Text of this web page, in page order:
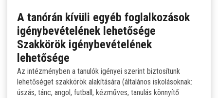
A tanórán kívüli egyéb foglalkozások
igénybevételének lehetősége
Szakkörök igénybevételének
lehetősége
Az intézményben a tanulók igényei szerint biztosítunk
lehetőséget szakkörök alakítására (általános iskolásoknak:
úszás, tánc, angol, futball, kézműves, tanulás könnyítő